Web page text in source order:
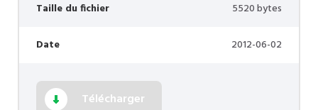
Taille du fichier 5520 bytes
Date 2012-06-02
Télécharger